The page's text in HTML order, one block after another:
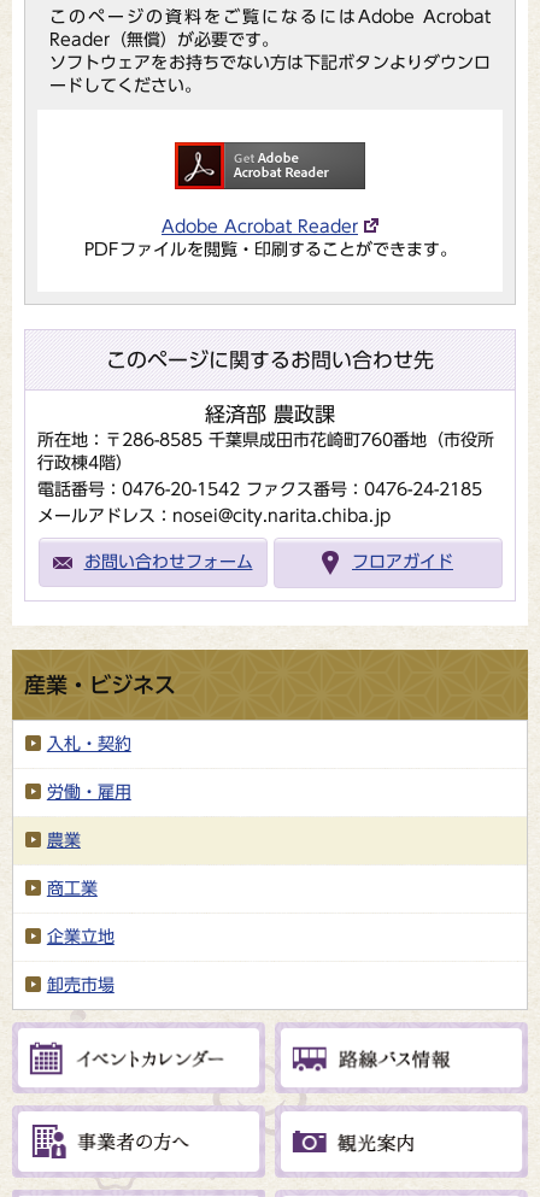
このページの資料をご覧になるにはAdobe Acrobat
Reader（無償）が必要です。
ソフトウェアをお持ちでない方は下記ボタンよりダウンロ
ードしてください。
Adobe Acrobat Reader
PDFファイルを閲覧・印刷することができます。
このページに関するお問い合わせ先
経済部 農政課
所在地：〒286-8585 千葉県成田市花崎町760番地（市役所
行政棟4階）
電話番号：0476-20-1542 ファクス番号：0476-24-2185
メールアドレス：nosei@city.narita.chiba.jp
お問い合わせフォーム フロアガイド
産業・ビジネス
入札・契約
労働・雇用
農業
商工業
企業立地
卸売市場